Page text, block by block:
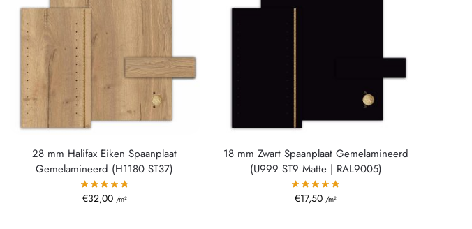
28 mm Halifax Eiken Spaanplaat
Gemelamineerd (H1180 ST37)
€32,00 /m²
18 mm Zwart Spaanplaat Gemelamineerd
(U999 ST9 Matte | RAL9005)
€17,50 /m²